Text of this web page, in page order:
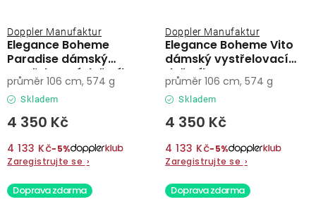
Elegance Boheme
Paradise dámský
vystřelovací deštník
Doppler Manufaktur
Skladem
4 350 Kč
4 133 Kč−5%
Zaregistrujte se ›
průměr 106 cm, 574 g
Elegance Boheme Vito
dámský vystřelovací
deštník
Doppler Manufaktur
Skladem
4 350 Kč
4 133 Kč−5%
Zaregistrujte se ›
průměr 106 cm, 574 g
Doprava zdarma Doprava zdarma